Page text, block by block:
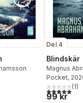
Totalt antal röster:
Del 4
Blindskär
Magnus
Pocket,
5,0utav 5(1)
99 kr